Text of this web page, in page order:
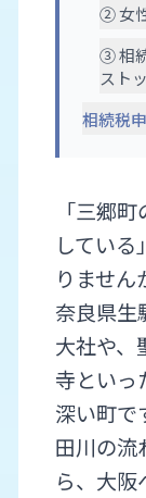
② 女
③ 相
スト
相続税
「三郷
してい
りません
奈良県生
大社や、
寺といっ
深い町で
田川の流
ら、大